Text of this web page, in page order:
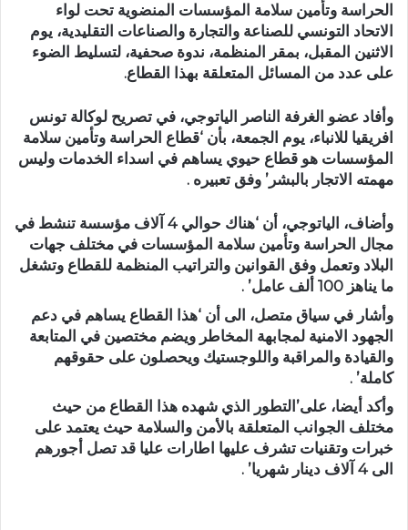
الحراسة وتأمين سلامة المؤسسات المنضوية تحت لواء
الاتحاد التونسي للصناعة والتجارة والصناعات التقليدية، يوم
الاثنين المقبل، بمقر المنظمة، ندوة صحفية، لتسليط الضوء
على عدد من المسائل المتعلقة بهذا القطاع.
وأفاد عضو الغرفة الناصر الياتوجي، في تصريح لوكالة تونس
افريقيا للانباء، يوم الجمعة، بأن ‘قطاع الحراسة وتأمين سلامة
المؤسسات هو قطاع حيوي يساهم في اسداء الخدمات وليس
مهمته الاتجار بالبشر’ وفق تعبيره .
وأضاف، الياتوجي، أن ‘هناك حوالي 4 آلاف مؤسسة تنشط في
مجال الحراسة وتأمين سلامة المؤسسات في مختلف جهات
البلاد وتعمل وفق القوانين والتراتيب المنظمة للقطاع وتشغل
ما يناهز 100 ألف عامل’ .
وأشار في سياق متصل، الى أن ‘هذا القطاع يساهم في دعم
الجهود الامنية لمجابهة المخاطر ويضم مختصين في المتابعة
والقيادة والمراقبة واللوجستيك ويحصلون على حقوقهم
كاملة’ .
وأكد أيضا، على’التطور الذي شهده هذا القطاع من حيث
مختلف الجوانب المتعلقة بالأمن والسلامة حيث يعتمد على
خبرات وتقنيات تشرف عليها اطارات عليا قد تصل أجورهم
الى 4 آلاف دينار شهريا’ .